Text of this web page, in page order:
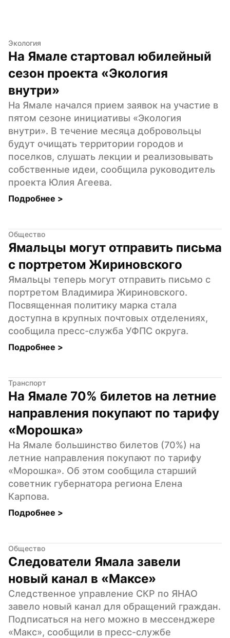
Экология
На Ямале стартовал юбилейный
сезон проекта «Экология
внутри»
На Ямале начался прием заявок на участие в
пятом сезоне инициативы «Экология
внутри». В течение месяца добровольцы
будут очищать территории городов и
поселков, слушать лекции и реализовывать
собственные идеи, сообщила руководитель
проекта Юлия Агеева.
Подробнее >
Общество
Ямальцы могут отправить письма
с портретом Жириновского
Ямальцы теперь могут отправить письмо с
портретом Владимира Жириновского.
Посвященная политику марка стала
доступна в крупных почтовых отделениях,
сообщила пресс-служба УФПС округа.
Подробнее >
Транспорт
На Ямале 70% билетов на летние
направления покупают по тарифу
«Морошка»
На Ямале большинство билетов (70%) на
летние направления покупают по тарифу
«Морошка». Об этом сообщила старший
советник губернатора региона Елена
Карпова.
Подробнее >
Общество
Следователи Ямала завели
новый канал в «Максе»
Следственное управление СКР по ЯНАО
завело новый канал для обращений граждан.
Подписаться на него можно в мессенджере
«Макс», сообщили в пресс-службе